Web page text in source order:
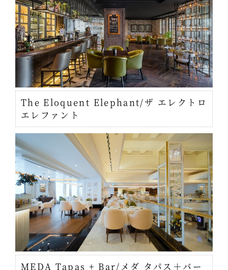
The Eloquent Elephant/ザ エレクトロ
エレファント
MEDA Tapas + Bar/メダ タパス＋バー